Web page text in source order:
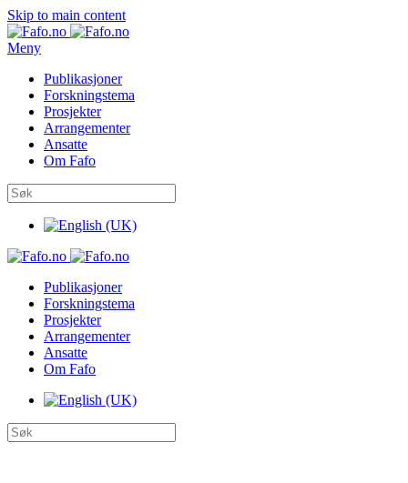
Skip to main content
Meny
Publikasjoner
Forskningstema
Prosjekter
Arrangementer
Ansatte
Om Fafo
Publikasjoner
Forskningstema
Prosjekter
Arrangementer
Ansatte
Om Fafo